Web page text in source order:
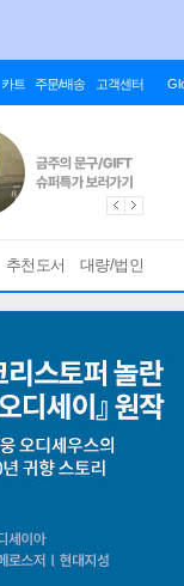
카트 주문/배송 고객센터
추천도서 대량/법인